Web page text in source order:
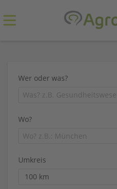
Wer oder was?
Wo?
Umkreis